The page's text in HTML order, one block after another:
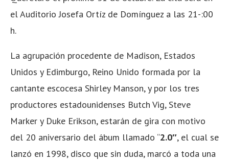
el Auditorio Josefa Ortíz de Domínguez a las 21-:00
h.
La agrupación procedente de Madison, Estados
Unidos y Edimburgo, Reino Unido formada por la
cantante escocesa Shirley Manson, y por los tres
productores estadounidenses Butch Vig, Steve
Marker y Duke Erikson, estarán de gira con motivo
del 20 aniversario del ábum llamado “2.0″, el cual se
lanzó en 1998, disco que sin duda, marcó a toda una